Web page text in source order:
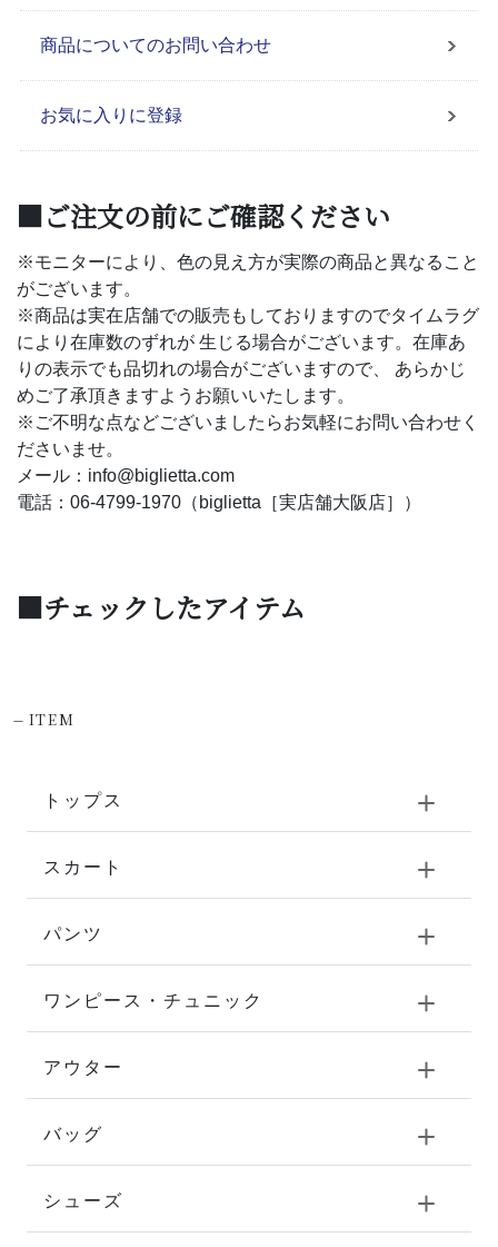
商品についてのお問い合わせ
お気に入りに登録
■ご注文の前にご確認ください
※モニターにより、色の見え方が実際の商品と異なること
がございます。
※商品は実在店舗での販売もしておりますのでタイムラグ
により在庫数のずれが 生じる場合がございます。在庫あ
りの表示でも品切れの場合がございますので、 あらかじ
めご了承頂きますようお願いいたします。
※ご不明な点などございましたらお気軽にお問い合わせく
ださいませ。
メール：info@biglietta.com
電話：06-4799-1970（biglietta［実店舗大阪店］）
■チェックしたアイテム
-ITEM
トップス
スカート
パンツ
ワンピース・チュニック
アウター
バッグ
シューズ